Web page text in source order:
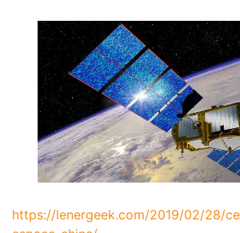
https://lenergeek.com/2019/02/28/